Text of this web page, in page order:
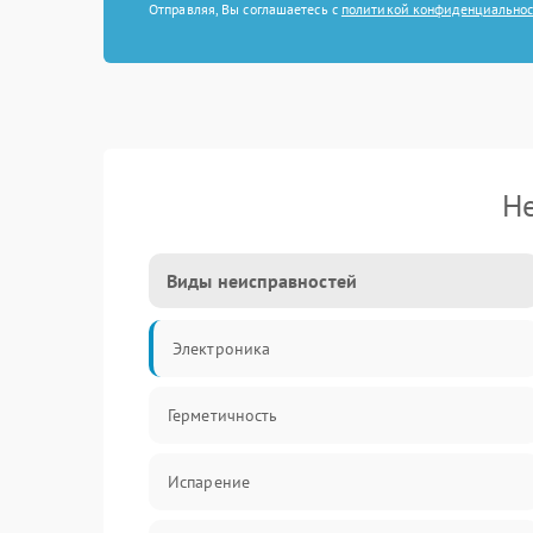
Отправляя, Вы соглашаетесь с политикой
Виды неисправностей
Электроника
Герметичность
Испарение